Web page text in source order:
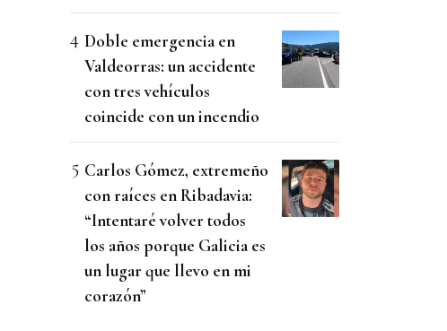
Doble emergencia en
Valdeorras: un accidente
con tres vehículos
coincide con un incendio
Carlos Gómez, extremeño
con raíces en Ribadavia:
“Intentaré volver todos
los años porque Galicia es
un lugar que llevo en mi
corazón”